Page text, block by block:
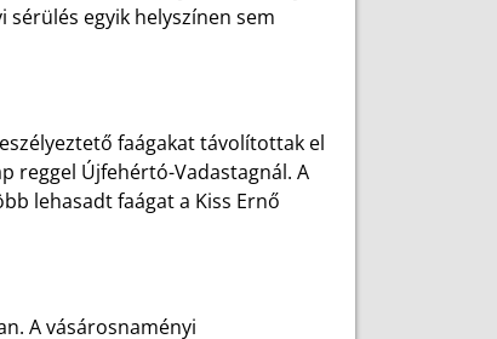
egyik helyszínen sem
faágakat távolítottak el
reggel Újfehértó-Vadastagnál. A
lehasadt faágat a Kiss Ernő
A vásárosnaményi